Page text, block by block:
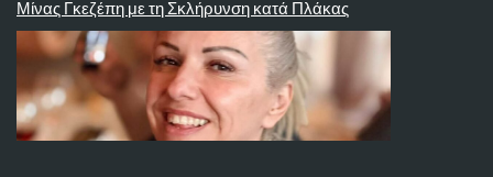
Μίνας Γκεζέπη με τη Σκλήρυνση κατά Πλάκας